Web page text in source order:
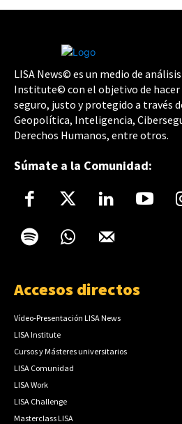
LISA News© es un medio de
Institute© con el objetivo de hacer
seguro, justo y protegido a través
Geopolítica, Inteligencia,
Derechos Humanos, entre otros.
Súmate a la Comunidad:
Accesos directos
Vídeo-Presentación LISA News
LISA Institute
Cursos y Másteres universitarios
LISA Comunidad
LISA Work
LISA Challenge
Masterclass LISA